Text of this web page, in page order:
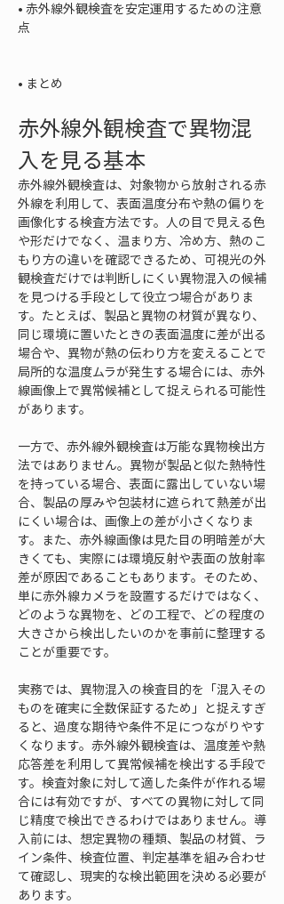
• 赤外線外観検査を安定運用するための注意
点
• まとめ
赤外線外観検査で異物混
入を見る基本
赤外線外観検査は、対象物から放射される赤
外線を利用して、表面温度分布や熱の偏りを
画像化する検査方法です。人の目で見える色
や形だけでなく、温まり方、冷め方、熱のこ
もり方の違いを確認できるため、可視光の外
観検査だけでは判断しにくい異物混入の候補
を見つける手段として役立つ場合がありま
す。たとえば、製品と異物の材質が異なり、
同じ環境に置いたときの表面温度に差が出る
場合や、異物が熱の伝わり方を変えることで
局所的な温度ムラが発生する場合には、赤外
線画像上で異常候補として捉えられる可能性
があります。
一方で、赤外線外観検査は万能な異物検出方
法ではありません。異物が製品と似た熱特性
を持っている場合、表面に露出していない場
合、製品の厚みや包装材に遮られて熱差が出
にくい場合は、画像上の差が小さくなりま
す。また、赤外線画像は見た目の明暗差が大
きくても、実際には環境反射や表面の放射率
差が原因であることもあります。そのため、
単に赤外線カメラを設置するだけではなく、
どのような異物を、どの工程で、どの程度の
大きさから検出したいのかを事前に整理する
ことが重要です。
実務では、異物混入の検査目的を「混入その
ものを確実に全数保証するため」と捉えすぎ
ると、過度な期待や条件不足につながりやす
くなります。赤外線外観検査は、温度差や熱
応答差を利用して異常候補を検出する手段で
す。検査対象に対して適した条件が作れる場
合には有効ですが、すべての異物に対して同
じ精度で検出できるわけではありません。導
入前には、想定異物の種類、製品の材質、ラ
イン条件、検査位置、判定基準を組み合わせ
て確認し、現実的な検出範囲を決める必要が
あります。